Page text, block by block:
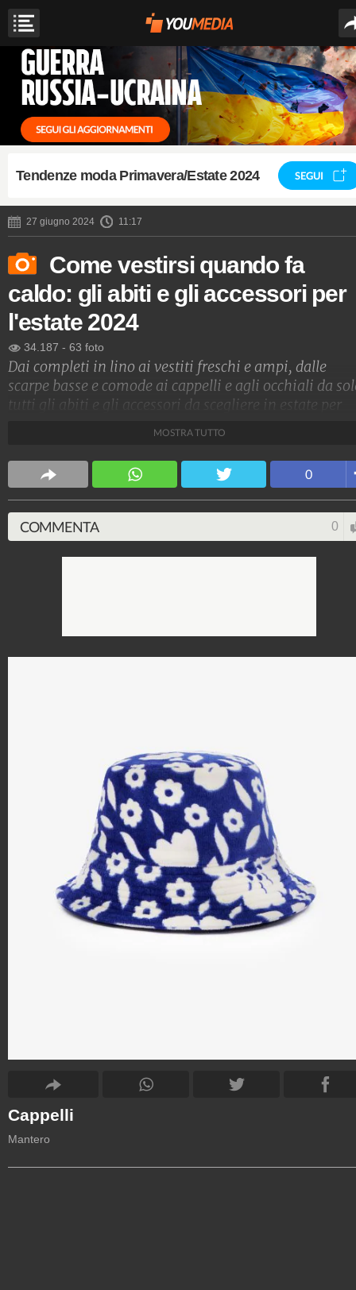
Tendenze moda Primavera/Estate 2024 SEGUI
27 giugno 2024 11:17
Come vestirsi quando fa
caldo: gli abiti e gli accessori per
l'estate 2024
34.187 - 63 foto
Dai completi in lino ai vestiti freschi e ampi, dalle
scarpe basse e comode ai cappelli e agli occhiali da
tutti gli abiti e gli accessori da scegliere in estate per
Stile e trend
1.515.225.188 1.957 video 138.077 foto
MOSTRA TUTTO
0
COMMENTA 0
Cappelli
Mantero